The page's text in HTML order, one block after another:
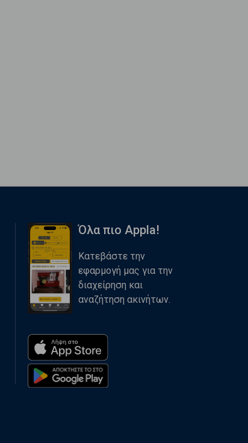
Όλα πιο Appla!
Κατεβάστε την
εφαρμογή μας για την
διαχείρηση και
αναζήτηση ακινήτων.